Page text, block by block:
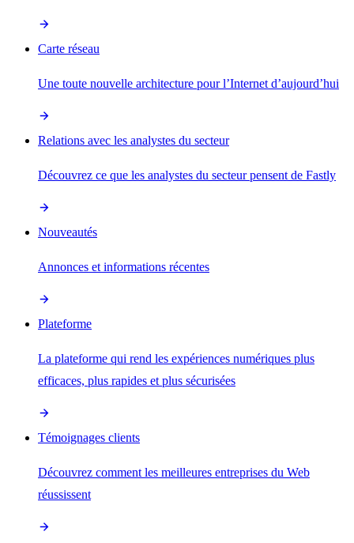
Carte réseau
Une toute nouvelle architecture pour l’Internet d’aujourd’hui
Relations avec les analystes du secteur
Découvrez ce que les analystes du secteur pensent de Fastly
Nouveautés
Annonces et informations récentes
Plateforme
La plateforme qui rend les expériences numériques plus
efficaces, plus rapides et plus sécurisées
Témoignages clients
Découvrez comment les meilleures entreprises du Web
réussissent